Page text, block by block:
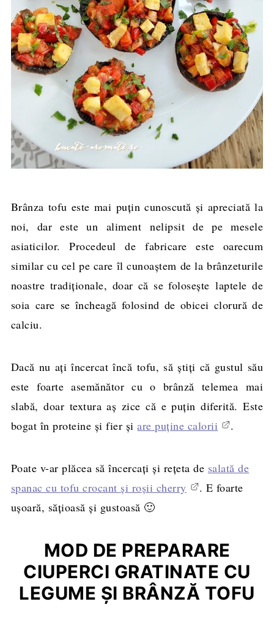
Brânza tofu este mai puţin cunoscută şi apreciată la
noi, dar este un aliment nelipsit de pe mesele
asiaticilor. Procedeul de fabricare este oarecum
similar cu cel pe care îl cunoaştem de la brânzeturile
noastre tradiţionale, doar că se foloseşte laptele de
soia care se încheagă folosind de obicei clorură de
calciu.
Dacă nu aţi încercat încă tofu, să ştiţi că gustul său
este foarte asemănător cu o brânză telemea mai
slabă, doar textura aş zice că e puţin diferită. Este
bogat în proteine şi fier şiare puţine calorii .
Poate v-ar plăcea să încercaţi şi reţeta de salată de
spanac cu tofu crocant şi roşii cherry
. E foarte
uşoară, săţioasă şi gustoasă 🙂
MOD DE PREPARARE
CIUPERCI GRATINATE CU
LEGUME ŞI BRÂNZĂ TOFU